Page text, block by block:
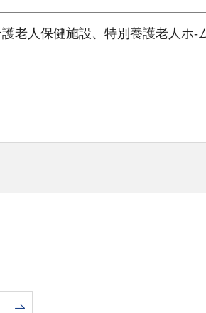
老人保健施設、特別養護老人ホ-